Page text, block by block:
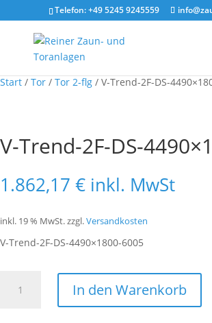
Telefon: +49 5245 9245559
Start / Tor / Tor 2-flg / V-Trend-2F-DS-
V-Trend-2F-DS-
1.862,17 € inkl. MwSt
inkl. 19 % MwSt.zzgl.Versandkosten
V-Trend-2F-DS-4490×1800-6005
Trend-
In den Warenkorb